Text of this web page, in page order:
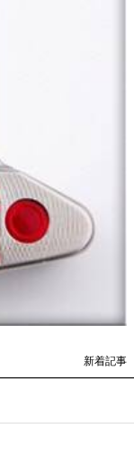
新着記事